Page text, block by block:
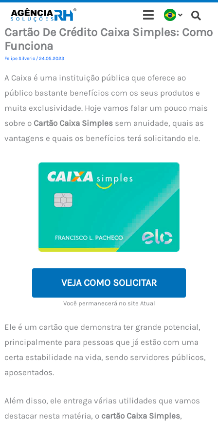
para
conteúdo
Cartão De Crédito Caixa Simples: Como
Funciona
Felipe Silverio /24.05.2023
A Caixa é uma instituição pública que oferece ao
público bastante benefícios com os seus produtos e
muita exclusividade. Hoje vamos falar um pouco mais
sobre o Cartão Caixa Simples sem anuidade, quais as
vantagens e quais os benefícios terá solicitando ele.
VEJA COMO SOLICITAR
Você permanecerá no site Atual
Ele é um cartão que demonstra ter grande potencial,
principalmente para pessoas que já estão com uma
certa estabilidade na vida, sendo servidores públicos,
aposentados.
Além disso, ele entrega várias utilidades que vamos
destacar nesta matéria, o cartão Caixa Simples,